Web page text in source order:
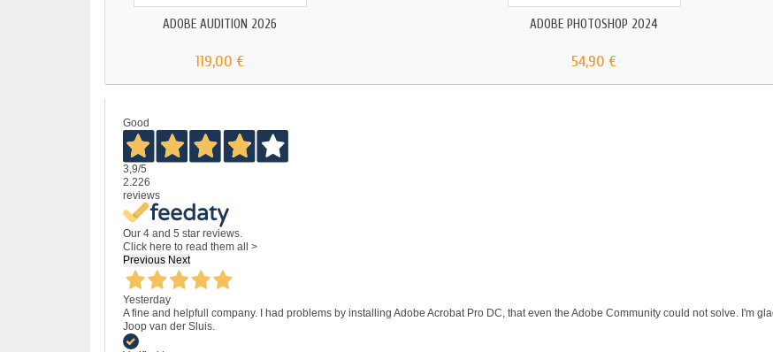
ADOBE AUDITION 2026
119,00 €
ADOBE PHOTOSHOP 2024
54,90 €
Good
3,9/5
2.226
reviews
Our 4 and 5 star reviews.
Click here to read them all >
Previous Next
Yesterday
A fine and helpfull company. I had problems by installing Adobe Acrobat Pro DC, that even the Adobe Community could not solve. I'm
Joop van der Sluis.